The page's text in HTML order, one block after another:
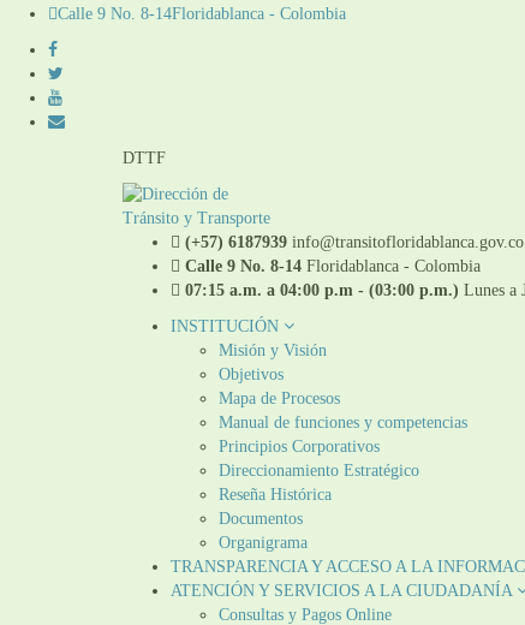
Calle 9 No. 8-14Floridablanca - Colombia
DTTF
(+57) 6187939 info@transitofloridablanca.gov.co
Calle 9 No. 8-14 Floridablanca - Colombia
07:15 a.m. a 04:00 p.m - (03:00 p.m.) Lunes a
INSTITUCIÓN
Misión y Visión
Objetivos
Mapa de Procesos
Manual de funciones y competencias
Principios Corporativos
Direccionamiento Estratégico
Reseña Histórica
Documentos
Organigrama
TRANSPARENCIA Y ACCESO A LA
ATENCIÓN Y SERVICIOS A LA CIUDADANÍA
Consultas y Pagos Online